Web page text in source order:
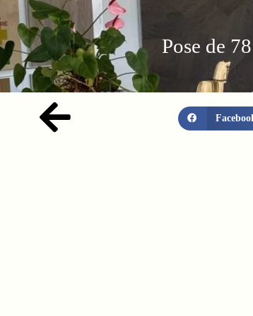
Pose de